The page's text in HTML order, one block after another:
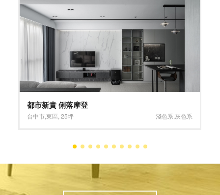
抱抱身心診所 中山店
台北市 大同區,150坪 大坪數 淺色系